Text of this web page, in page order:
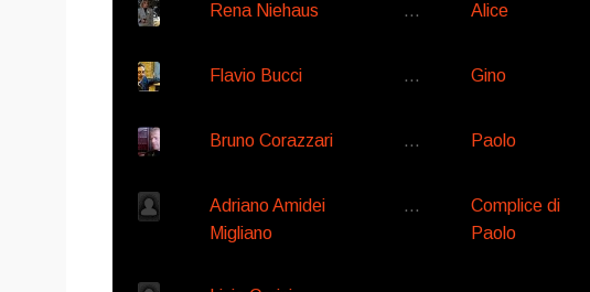
Rena Niehaus … Alice
Flavio Bucci … Gino
Bruno Corazzari … Paolo
Adriano Amidei
Migliano
…
Complice di
Paolo